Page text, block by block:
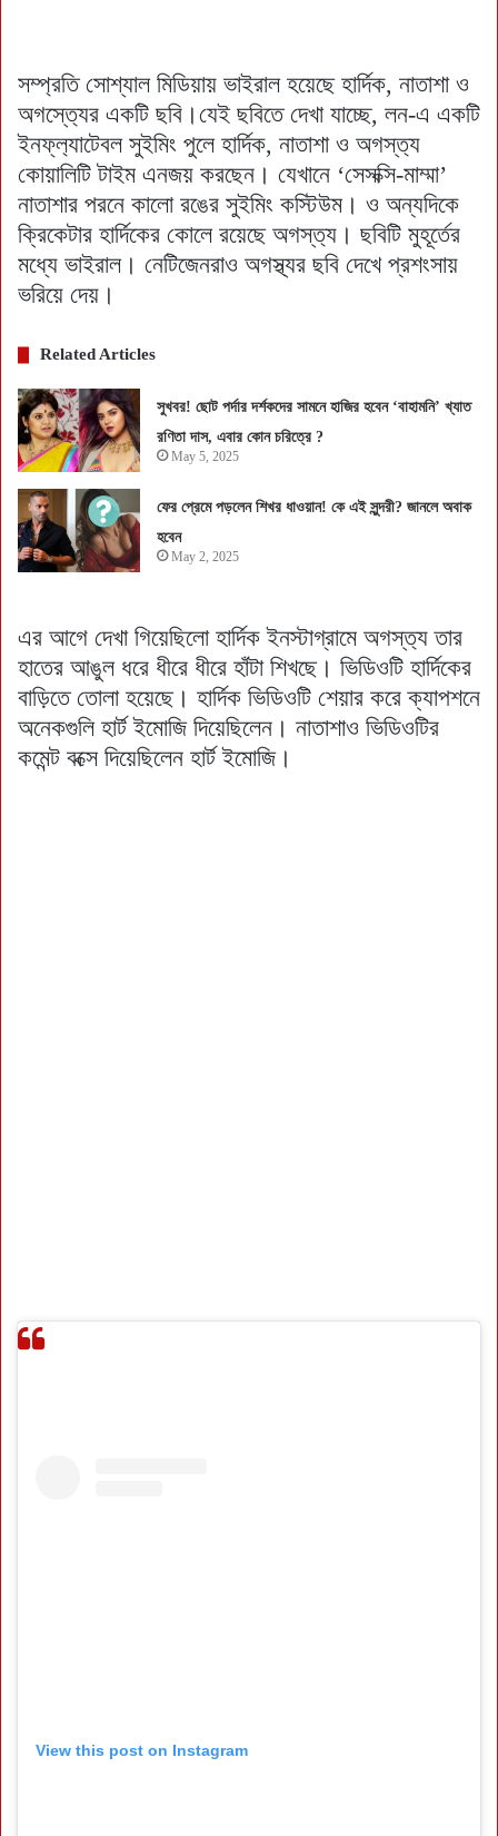
সম্প্রতি সোশ্যাল মিডিয়ায় ভাইরাল হয়েছে হার্দিক, নাতাশা ও
অগস্ত‍্যের একটি ছবি।যেই ছবিতে দেখা যাচ্ছে, লন-এ একটি
ইনফ্ল‍্যাটেবল সুইমিং পুলে হার্দিক, নাতাশা ও অগস্ত‍্য
কোয়ালিটি টাইম এনজয় করছেন। যেখানে ‘সেসক্সি-মাম্মা’
নাতাশার পরনে কালো রঙের সুইমিং কস্টিউম। ও অন্যদিকে
ক্রিকেটার হার্দিকের কোলে রয়েছে অগস্ত‍্য। ছবিটি মুহূর্তের
মধ্যে ভাইরাল। নেটিজেনরাও অগস্থ্যর ছবি দেখে প্রশংসায়
ভরিয়ে দেয়।
Related Articles
সুখবর! ছোট পর্দার দর্শকদের সামনে হাজির হবেন ‘বাহামনি’ খ্যাত
রণিতা দাস, এবার কোন চরিত্রে ?
May 5, 2025
ফের প্রেমে পড়লেন শিখর ধাওয়ান! কে এই সুন্দরী? জানলে অবাক
হবেন
May 2, 2025
এর আগে দেখা গিয়েছিলো হার্দিক ইনস্টাগ্রামে অগস্ত‍্য তার
হাতের আঙুল ধরে ধীরে ধীরে হাঁটা শিখছে। ভিডিওটি হার্দিকের
বাড়িতে তোলা হয়েছে। হার্দিক ভিডিওটি শেয়ার করে ক্যাপশনে
অনেকগুলি হার্ট ইমোজি দিয়েছিলেন। নাতাশাও ভিডিওটির
কমেন্ট বক্সে দিয়েছিলেন হার্ট ইমোজি।
View this post on Instagram